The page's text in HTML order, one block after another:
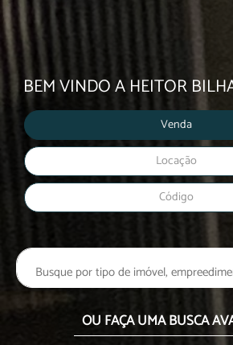
BEM VINDO A HEITOR
Venda
Locação
Código
OU FAÇA UMA BUSCA